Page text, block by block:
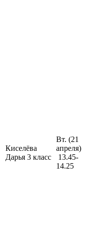
Киселёва
Дарья 3 класс
Вт. (21
апреля)
13.45-
14.25